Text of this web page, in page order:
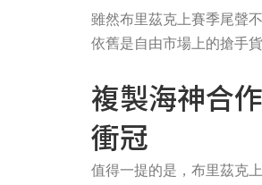
雖然布里茲克上賽季尾聲
依舊是自由市場上的搶手貨
複製海神合
衝冠
值得一提的是，布里茲克